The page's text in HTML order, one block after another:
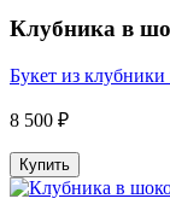
Клубника в
Букет из
8 500 ₽
Купить